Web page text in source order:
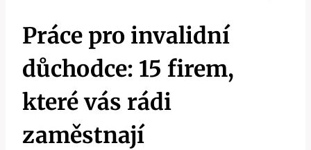
Práce pro invalidní
důchodce: 15 firem,
které vás rádi
zaměstnají